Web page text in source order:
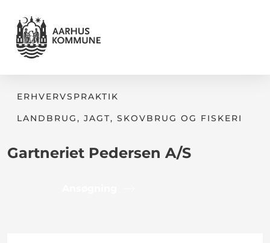
ERHVERVSPRAKTIK
LANDBRUG, JAGT, SKOVBRUG OG FISKERI
Gartneriet Pedersen A/S